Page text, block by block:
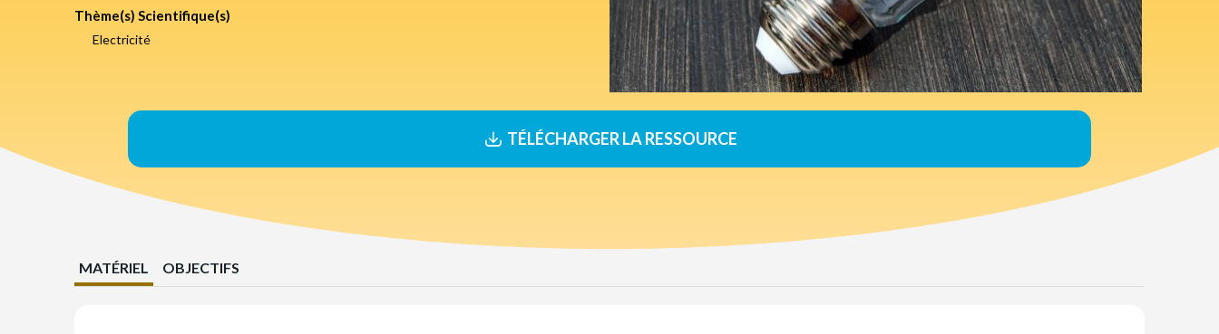
Thème(s) Scientifique(s)
Electricité
TÉLÉCHARGER LA RESSOURCE
MATÉRIEL OBJECTIFS